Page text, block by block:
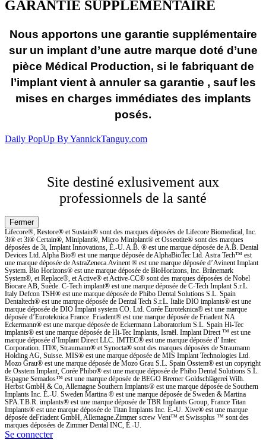
GARANTIE SUPPLÉMENTAIRE
Nous apportons une garantie supplémentaire
sur un implant d’une autre marque doté d’une
pièce Médical Production, si le fabriquant de
l’implant vient à annuler sa garantie , sauf les
mises en charges immédiates des implants
posés.
Daily PopUp By YannickTanguy.com
Site destiné exlusivement aux
professionnels de la santé
Lifecore®, Restore® et Sustain® sont des marques déposées de Lifecore Biomedical, Inc.
3i® et 3i® Certain®, Miniplant®, Micro Miniplant® et Osseotite® sont des marques
déposées de 3i, Implant Innovations, É.-U. A.B. ® est une marque déposée de A.B. Dental
Devices Ltd. Alpha Bio® est une marque déposée de AlphaBioTec Ltd. Astra Tech™ est
une marque déposée de AstraZeneca.Avinent ® est une marque déposée d’Avinent Implant
System. Bio Horizons® est une marque déposée de BioHorizons, inc. Brånemark
System®, et Replace®, et Active® et Active-CC® sont des marques déposées de Nobel
Biocare AB, Suède. C-Tech implant® est une marque déposée de C-Tech Implant S.r.L.
Italy Defcon TSH® est une marque déposée de Phibo Dental Solutions S.L. Spain
Dentaltech® est une marque déposée de Dental Tech S.r.L. Italie DIO implants® est une
marque déposée de DIO Implant system CO. Ltd. Corée Euroteknica® est une marque
déposée d’Euroteknica France. Friadent® est une marque déposée de Friadent NA
Eckermann® est une marque déposée de Eckermann Laboratorium S.L. Spain Hi-Tec
implants® est une marque déposée de Hi-Tec Implants, Israël. Implant Direct ™ est une
marque déposée d’Implant Direct LLC. IMTEC® est une marque déposée d’ Imtec
Corporation. ITI®, Straumann® et Synocta® sont des marques déposées de Straumann
Holding AG, Suisse. MIS® est une marque déposée de MIS Implant Technologies Ltd.
Mozo Grau® est une marque déposée de Mozo Grau S.L. Spain Osstem® est un copyright
de Osstem Implant, Corée Phibo® est une marque déposée de Phibo Dental Solutions S.L.
Espagne Semados™ est une marque déposée de BEGO Bremer Goldschlägerei Wilh.
Herbst GmbH & Co, Allemagne Southern Implants® est une marque déposée de Southern
Implants Inc. É.-U. Sweden Martina ® est une marque déposée de Sweden & Martina
SPA.T.B.R. implants® est une marque déposée de TBR Implants Group, France Titan
Implants® est une marque déposée de Titan Implants Inc. É.-U. Xive® est une marque
déposée deFriadent GmbH, Allemagne.Zimmer screw Vent™ et Swissplus ™ sont des
marques déposées de Zimmer Dental INC, É.-U.
Se connecter